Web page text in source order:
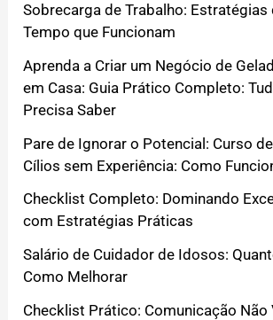
Sobrecarga de Trabalho: Estratégias
Tempo que Funcionam
Aprenda a Criar um Negócio de
em Casa: Guia Prático Completo:
Precisa Saber
Pare de Ignorar o Potencial: Curso
Cílios sem Experiência: Como
Checklist Completo: Dominando
com Estratégias Práticas
Salário de Cuidador de Idosos:
Como Melhorar
Checklist Prático: Comunicação Não